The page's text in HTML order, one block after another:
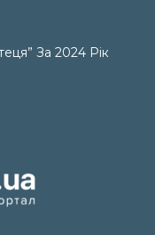
За 2024 Рік